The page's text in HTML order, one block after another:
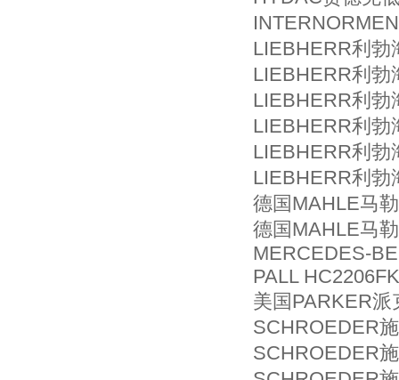
LIEBHERR利勃
LIEBHERR利勃
LIEBHERR利勃
LIEBHERR利勃
LIEBHERR利勃
LIEBHERR利勃
德国MAHLE马
德国MAHLE马
MERCEDES-
PALL
美国PARKER
SCHROEDER
SCHROEDER